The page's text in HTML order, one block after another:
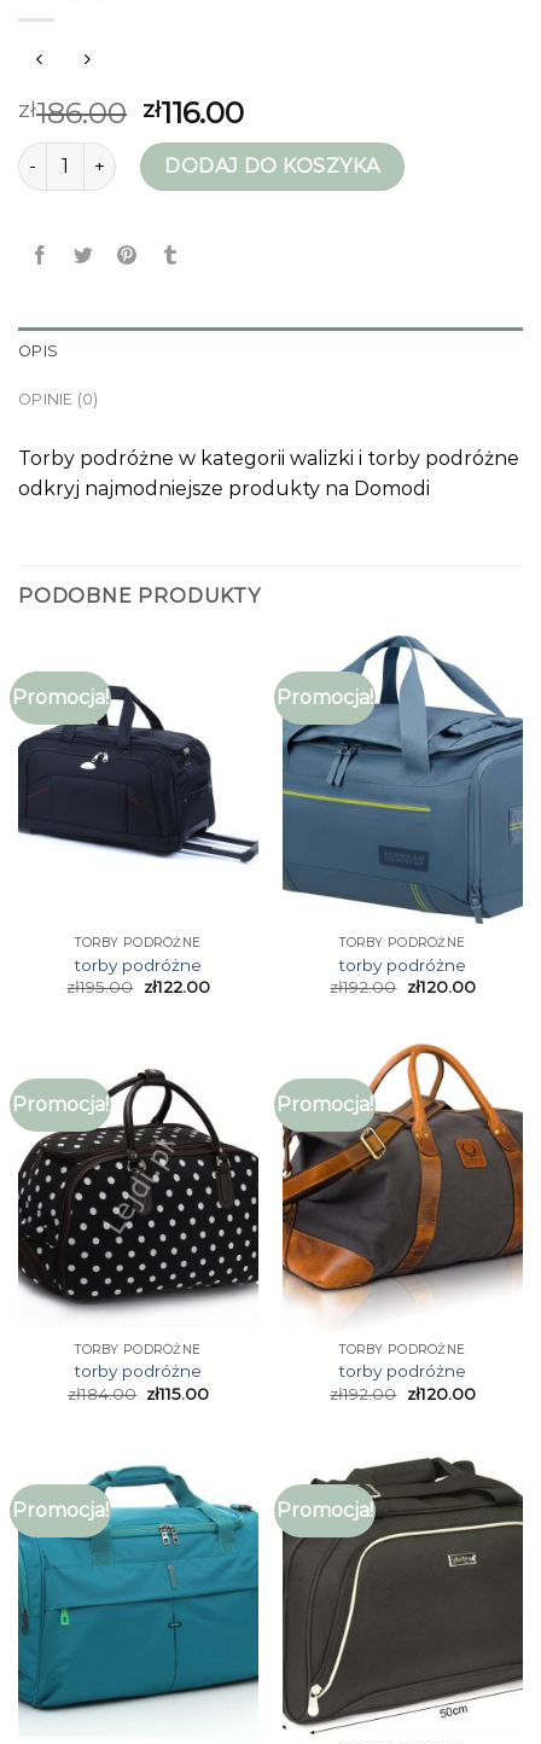
zł186.00 zł116.00
ilość torby podróżneDODAJ DO KOSZYKA
OPIS
OPINIE (0)
Torby podróżne w kategorii walizki i torby podróżne
odkryj najmodniejsze produkty na Domodi
PODOBNE PRODUKTY
Promocja!
TORBY PODRÓŻNE
torby podróżne
zł195.00 zł122.00
Promocja!
TORBY PODRÓŻNE
torby podróżne
zł192.00 zł120.00
Promocja!
TORBY PODRÓŻNE
torby podróżne
zł184.00 zł115.00
Promocja!
TORBY PODRÓŻNE
torby podróżne
zł192.00 zł120.00
Promocja! Promocja!